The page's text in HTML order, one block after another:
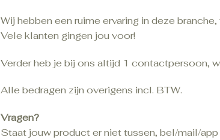
Wij hebben een ruime ervaring in deze
Vele klanten gingen jou voor!
Verder heb je bij ons altijd 1 contactpersoon,
Alle bedragen zijn overigens incl. BTW.
Vragen?
Staat jouw product er niet tussen, bel/mail/app